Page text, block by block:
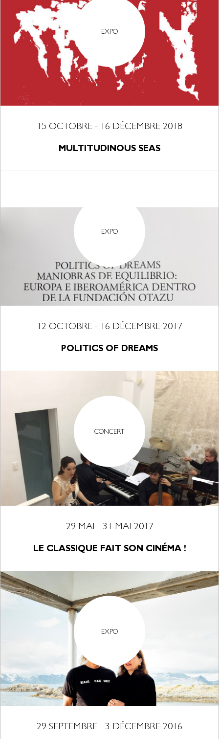
EXPO
15 OCTOBRE - 16 DÉCEMBRE 2018
MULTITUDINOUS SEAS
EXPO
12 OCTOBRE - 16 DÉCEMBRE 2017
POLITICS OF DREAMS
CONCERT
29 MAI - 31 MAI 2017
LE CLASSIQUE FAIT SON CINÉMA !
EXPO
29 SEPTEMBRE - 3 DÉCEMBRE 2016